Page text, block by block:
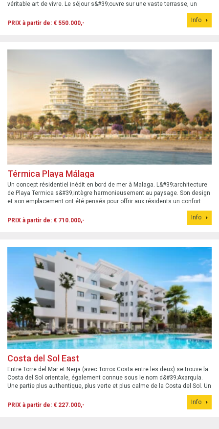
véritable art de vivre. Le séjour s&#39;ouvre sur une vaste terrasse, un
espace de vie avec vue panoramique sur la mer. Les prix des appartemen...
PRIX à partir de: € 550.000,-
Info
Térmica Playa Málaga
Un concept résidentiel inédit en bord de mer à Malaga. L&#39;architecture
de Playa Termica s&#39;intègre harmonieusement au paysage. Son design
et son emplacement ont été pensés pour offrir aux résidents un confort
optimal et des espaces extérieurs exceptionnels. Prix de la première
phase�...
PRIX à partir de: € 710.000,- Info
Costa del Sol East
Entre Torre del Mar et Nerja (avec Torrox Costa entre les deux) se trouve la
Costa del Sol orientale, également connue sous le nom d&#39;Axarquía.
Une partie plus authentique, plus verte et plus calme de la Costa del Sol. Un
secteur en plein essor avec de nouveaux programmes immobiliers qui
offren...
PRIX à partir de: € 227.000,- Info